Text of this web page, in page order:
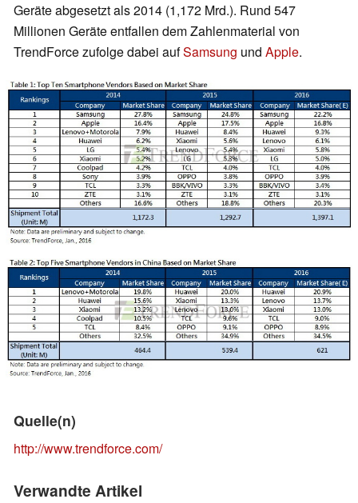
Geräte abgesetzt als 2014 (1,172 Mrd.). Rund 547
Millionen Geräte entfallen dem Zahlenmaterial von
TrendForce zufolge dabei aufSamsung und Apple.
Quelle(n)
http://www.trendforce.com/
Verwandte Artikel